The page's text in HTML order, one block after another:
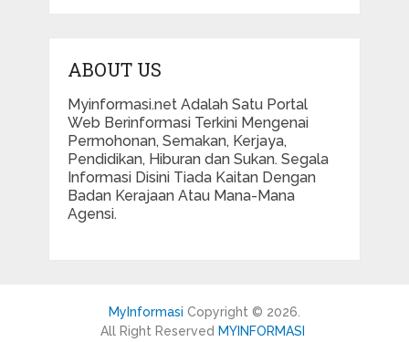
ABOUT US
Myinformasi.net Adalah Satu Portal
Web Berinformasi Terkini Mengenai
Permohonan, Semakan, Kerjaya,
Pendidikan, Hiburan dan Sukan. Segala
Informasi Disini Tiada Kaitan Dengan
Badan Kerajaan Atau Mana-Mana
Agensi.
MyInformasi Copyright © 2026.
All Right Reserved MYINFORMASI